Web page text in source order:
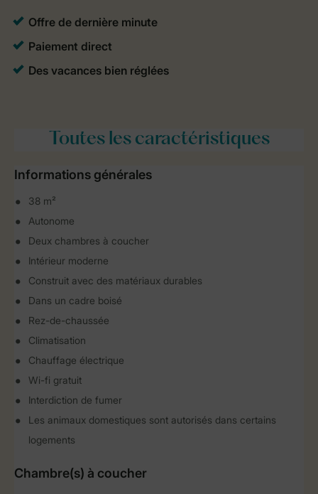
Toutesles caractéristiques
Informations générales
38 m²
Autonome
Deux chambres à coucher
Intérieur moderne
Construit avec des matériaux durables
Dans un cadre boisé
Rez-de-chaussée
Climatisation
Chauffage électrique
Wi-fi gratuit
Interdiction de fumer
Les animaux domestiques sont autorisés dans certains
logements
Chambre(s) à coucher